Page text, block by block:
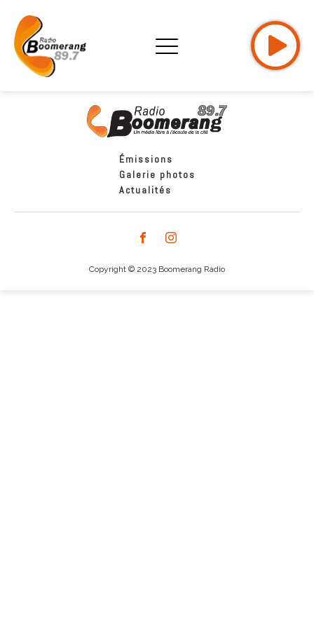
Émissions
Galerie photos
Actualités
Copyright © 2023 Boomerang Radio